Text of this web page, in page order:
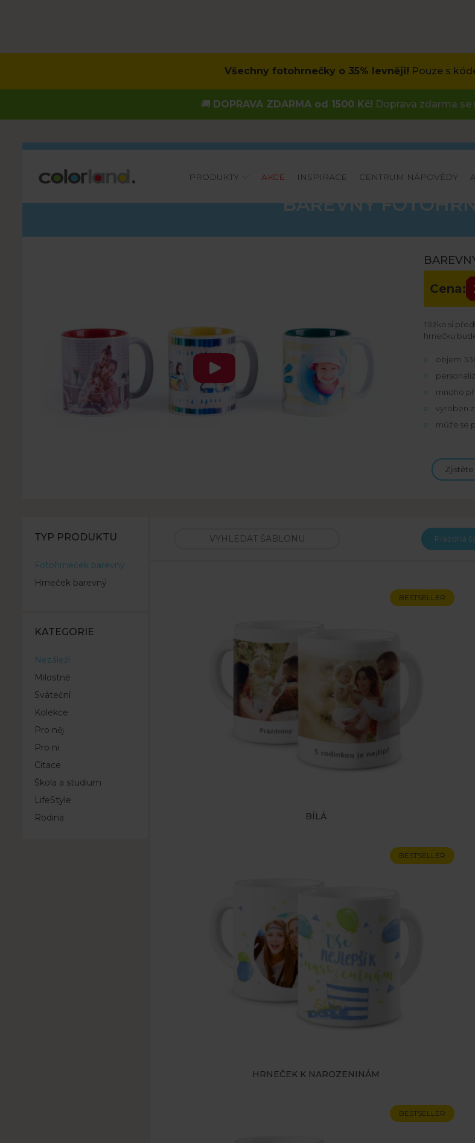
Všechny fotohrnečky o 35% levněji! Pouze s
🚚 DOPRAVA ZDARMA od 1500 Kč! Doprava zdarma se
Main
PRODUKTY AKCE INSPIRACE CENTRUM NÁPOVĚDY
BAREVNY
Cena:
Těžko si
hrnečku
objem
mnoho
vyroben
může se
TYP PRODUKTU
Fotohrneček barevný
Hrneček barevný
KATEGORIE
Nezáleží
Milostné
Sváteční
Kolekce
Pro něj
Pro ni
Citace
Škola a studium
LifeStyle
Rodina
Prázdná
BÍLÁ
BESTSELLER
HRNEČEK K NAROZENINÁM
BESTSELLER
BESTSELLER